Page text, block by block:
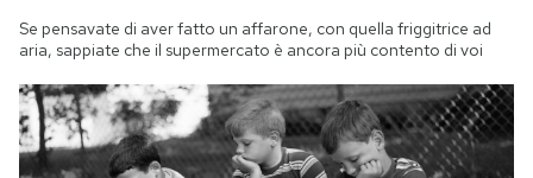
Se pensavate di aver fatto un affarone, con quella friggitrice ad
aria, sappiate che il supermercato è ancora più contento di voi